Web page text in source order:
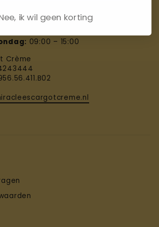
09:00 – 18:00
09:00 – 15:00
Crème
ik wil geen korting